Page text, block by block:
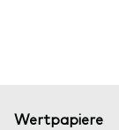
Wertpapiere